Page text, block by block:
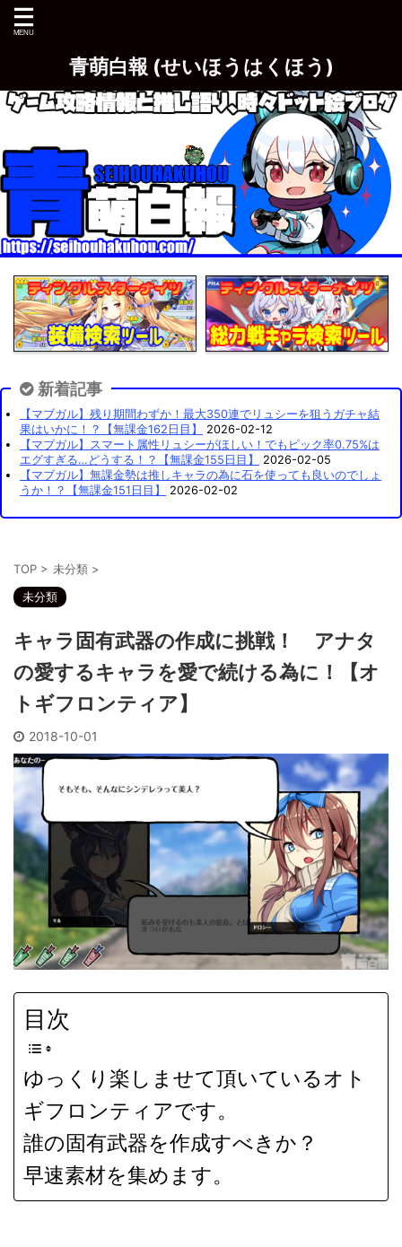
青萌白報 (せいほうはくほう)
新着記事
【マブガル】残り期間わずか！最大350連でリュシーを狙うガチャ結
果はいかに！？【無課金162日目】
2026-02-12
【マブガル】スマート属性リュシーがほしい！でもピック率0.75%は
エグすぎる…どうする！？【無課金155日目】
2026-02-05
【マブガル】無課金勢は推しキャラの為に石を使っても良いのでしょ
うか！？【無課金151日目】
2026-02-02
TOP > 未分類 >
未分類
キャラ固有武器の作成に挑戦！ アナタ
の愛するキャラを愛で続ける為に！【オ
トギフロンティア】
2018-10-01
目次
ゆっくり楽しませて頂いているオト
ギフロンティアです。
誰の固有武器を作成すべきか？
早速素材を集めます。